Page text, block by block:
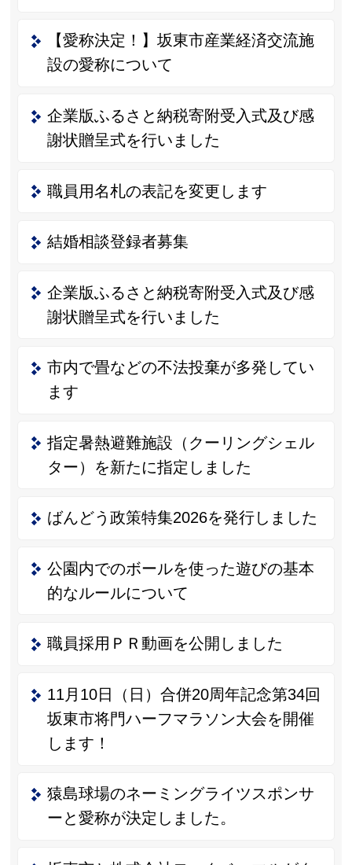
【愛称決定！】坂東市産業経済交流施
設の愛称について
企業版ふるさと納税寄附受入式及び感
謝状贈呈式を行いました
職員用名札の表記を変更します
結婚相談登録者募集
企業版ふるさと納税寄附受入式及び感
謝状贈呈式を行いました
市内で畳などの不法投棄が多発してい
ます
指定暑熱避難施設（クーリングシェル
ター）を新たに指定しました
ばんどう政策特集2026を発行しました
公園内でのボールを使った遊びの基本
的なルールについて
職員採用ＰＲ動画を公開しました
11月10日（日）合併20周年記念第34回
坂東市将門ハーフマラソン大会を開催
します！
猿島球場のネーミングライツスポンサ
ーと愛称が決定しました。